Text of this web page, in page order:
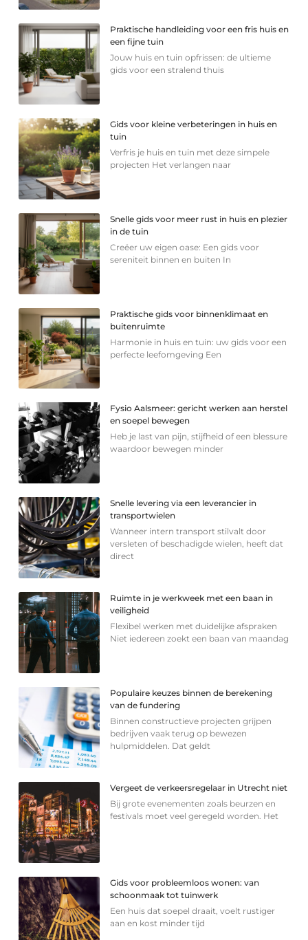
Praktische handleiding voor een fris huis en
een fijne tuin
Jouw huis en tuin opfrissen: de ultieme
gids voor een stralend thuis
Gids voor kleine verbeteringen in huis en
tuin
Verfris je huis en tuin met deze simpele
projecten Het verlangen naar
Snelle gids voor meer rust in huis en plezier
in de tuin
Creëer uw eigen oase: Een gids voor
sereniteit binnen en buiten In
Praktische gids voor binnenklimaat en
buitenruimte
Harmonie in huis en tuin: uw gids voor een
perfecte leefomgeving Een
Fysio Aalsmeer: gericht werken aan herstel
en soepel bewegen
Heb je last van pijn, stijfheid of een blessure
waardoor bewegen minder
Snelle levering via een leverancier in
transportwielen
Wanneer intern transport stilvalt door
versleten of beschadigde wielen, heeft dat
direct
Ruimte in je werkweek met een baan in
veiligheid
Flexibel werken met duidelijke afspraken
Niet iedereen zoekt een baan van maandag
Populaire keuzes binnen de berekening
van de fundering
Binnen constructieve projecten grijpen
bedrijven vaak terug op bewezen
hulpmiddelen. Dat geldt
Vergeet de verkeersregelaar in Utrecht niet
Bij grote evenementen zoals beurzen en
festivals moet veel geregeld worden. Het
Gids voor probleemloos wonen: van
schoonmaak tot tuinwerk
Een huis dat soepel draait, voelt rustiger
aan en kost minder tijd